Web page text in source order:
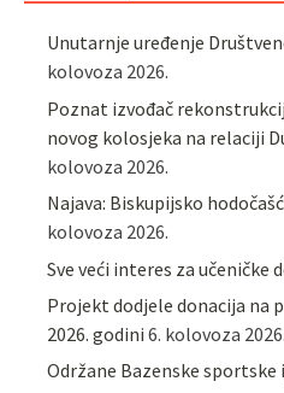
Unutarnje uređenje
kolovoza 2026.
Poznat izvođač
novog kolosjeka na relaciji
kolovoza 2026.
Najava: Biskupijsko
kolovoza 2026.
Sve veći interes za učeničke
Projekt dodjele donacija na
2026. godini 6. kolovoza 2026.
Održane Bazenske sportske